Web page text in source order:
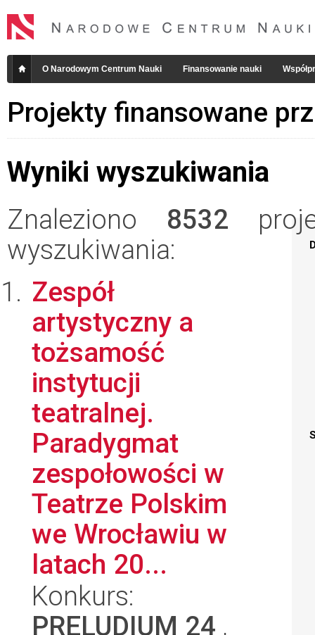
O Narodowym Centrum Nauki Finansowanie nauki
Projekty finansowane
Wyniki wyszukiwania
Znaleziono 8532
wyszukiwania:
Zespół
artystyczny a
tożsamość
instytucji
teatralnej.
Paradygmat
zespołowości w
Teatrze Polskim
we Wrocławiu w
latach 20...
Konkurs:
PRELUDIUM 24 ,